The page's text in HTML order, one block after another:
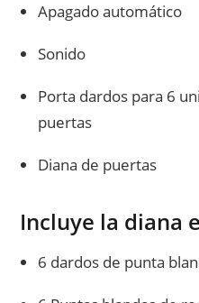
Apagado automático
Sonido
Porta dardos para 6
puertas
Diana de puertas
Incluye la diana
6 dardos de punta